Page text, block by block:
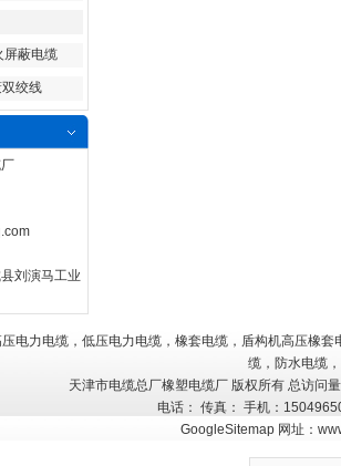
屏蔽电缆
绞线
刘演马工业
电力电缆，低压电力电缆，橡套电缆，盾构机高压橡
缆，防水电缆
天津市电缆总厂橡塑电缆厂 版权所有 总访问
电话： 传真： 手机：
GoogleSitemap 网址：